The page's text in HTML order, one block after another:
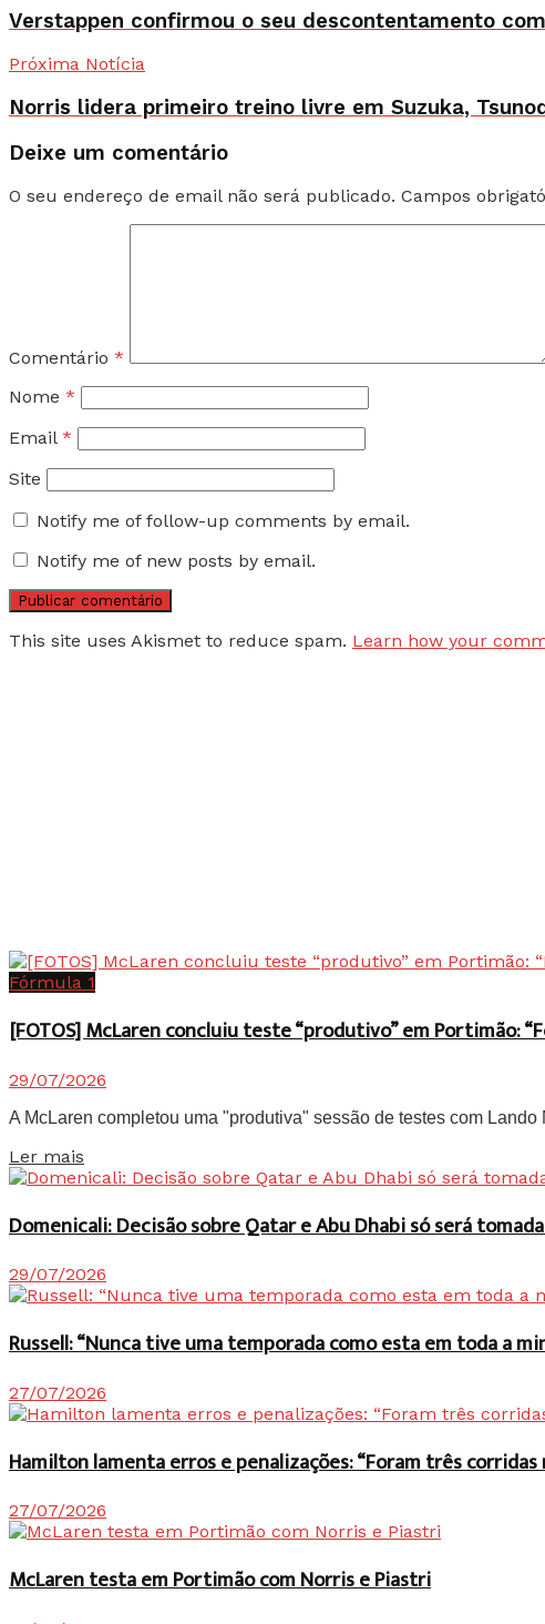
Verstappen confirmou o seu descontentamento
Próxima Notícia
Norris lidera primeiro treino livre em Suzuka,
Deixe um comentário
O seu endereço de email não será publicado. Campos
Comentário *
Nome *
Email *
Site
Notify me of follow-up comments by email.
Notify me of new posts by email.
This site uses Akismet to reduce spam. Learn how your
Fórmula 1
[FOTOS] McLaren concluiu teste “produtivo” em Portimão:
29/07/2026
A McLaren completou uma "produtiva" sessão de testes com
Ler mais
Domenicali: Decisão sobre Qatar e Abu Dhabi só será
29/07/2026
Russell: “Nunca tive uma temporada como esta em toda a
27/07/2026
Hamilton lamenta erros e penalizações: “Foram três corridas
27/07/2026
McLaren testa em Portimão com Norris e Piastri